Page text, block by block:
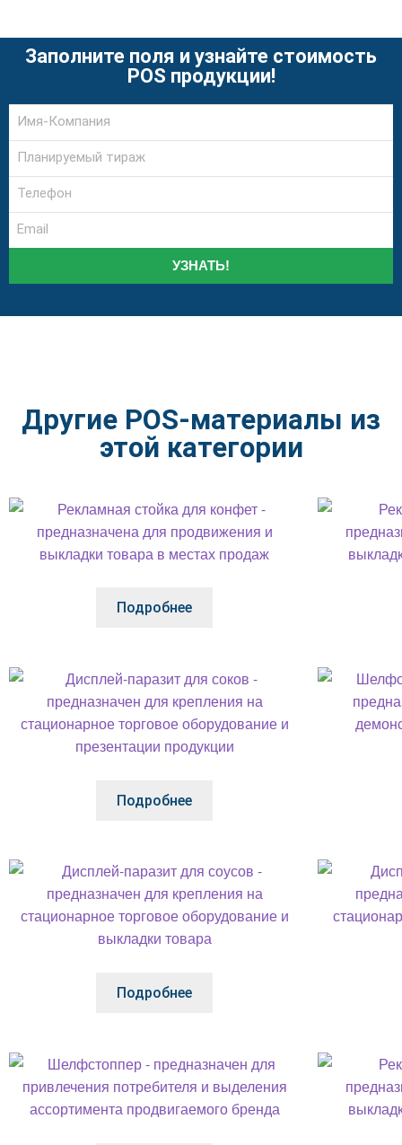
Заполните поля и узнайте стоимость
POS продукции!
УЗНАТЬ!
Другие POS-материалы из
этой категории
Подробнее
Подробнее
Подробнее